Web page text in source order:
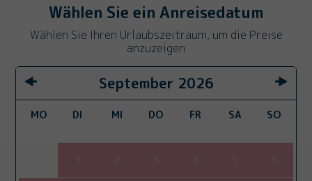
Wählen Sie ein Anreisedatum
Wählen Sie Ihren Urlaubszeitraum, um die Preise
anzuzeigen
September 2026
MO DI MI DO FR SA SO
2 3 4 6